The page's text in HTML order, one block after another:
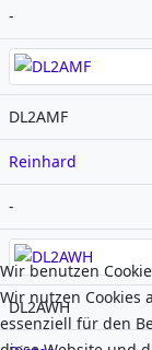
-
DL2AMF
Reinhard
-
DL2AWH
Wir benutzen
Wir nutzen Cookies
essenziell für den